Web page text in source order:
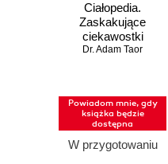
Ciałopedia.
Zaskakujące
ciekawostki
anatomiczne
Dr. Adam Taor
Powiadom mnie, gdy
książka będzie
dostępna
W przygotowaniu